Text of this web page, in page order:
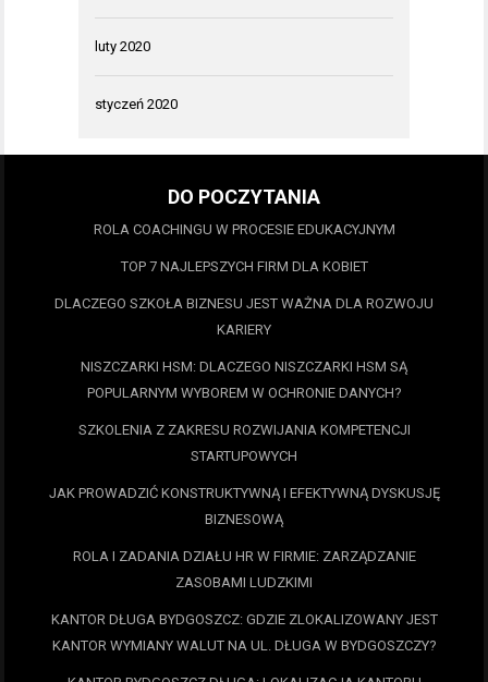
luty 2020
styczeń 2020
DO POCZYTANIA
ROLA COACHINGU W PROCESIE EDUKACYJNYM
TOP 7 NAJLEPSZYCH FIRM DLA KOBIET
DLACZEGO SZKOŁA BIZNESU JEST WAŻNA DLA ROZWOJU
KARIERY
NISZCZARKI HSM: DLACZEGO NISZCZARKI HSM SĄ
POPULARNYM WYBOREM W OCHRONIE DANYCH?
SZKOLENIA Z ZAKRESU ROZWIJANIA KOMPETENCJI
STARTUPOWYCH
JAK PROWADZIĆ KONSTRUKTYWNĄ I EFEKTYWNĄ DYSKUSJĘ
BIZNESOWĄ
ROLA I ZADANIA DZIAŁU HR W FIRMIE: ZARZĄDZANIE
ZASOBAMI LUDZKIMI
KANTOR DŁUGA BYDGOSZCZ: GDZIE ZLOKALIZOWANY JEST
KANTOR WYMIANY WALUT NA UL. DŁUGA W BYDGOSZCZY?